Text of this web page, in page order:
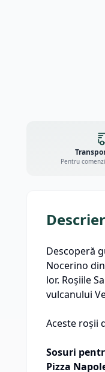
Pentru
Descoperă
Nocerino
lor. Roșiile
vulcanului
Aceste roșii
Sosuri
Pizza